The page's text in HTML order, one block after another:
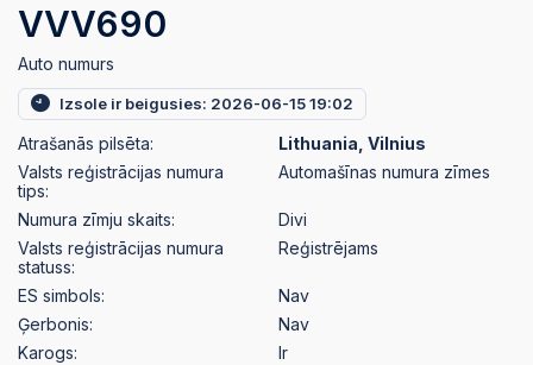
VVV690
Auto numurs
Izsole ir beigusies: 2026-06-15 19:02
Atrašanās pilsēta:
Lithuania, Vilnius
Valsts reģistrācijas numura
tips:
Automašīnas numura zīmes
Numura zīmju skaits:
Divi
Valsts reģistrācijas numura
statuss:
Reģistrējams
ES simbols:
Nav
Ģerbonis:
Nav
Karogs:
Ir